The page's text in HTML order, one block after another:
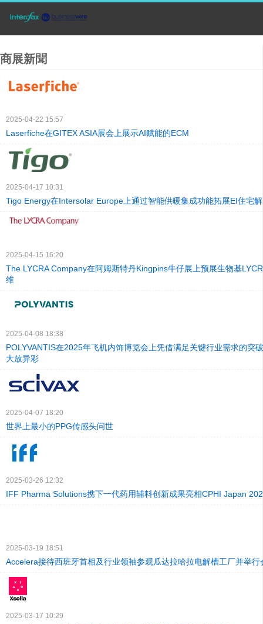
商展新聞
2025-04-22 15:57
Laserfiche在GITEX ASIA展会上展示AI赋能的ECM
2025-04-17 10:31
Tigo Energy在Intersolar Europe上通过智能供暖集成功能拓展EI住宅
2025-04-15 16:20
The LYCRA Company在阿姆斯特丹Kingpins牛仔展上预展生物基
维
2025-04-08 18:38
POLYVANTIS在2025年飞机内饰博览会上凭借满足关键行业需求的突
大放异彩
2025-04-07 18:20
世界上最小的PPG传感头问世
2025-03-26 12:32
IFF Pharma Solutions携下一代药用辅料创新成果亮相CPHI Japan
2025-03-19 18:51
Accelera接待西班牙首相及行业领袖参观瓜达拉哈拉电解槽工厂并举行
2025-03-17 10:29